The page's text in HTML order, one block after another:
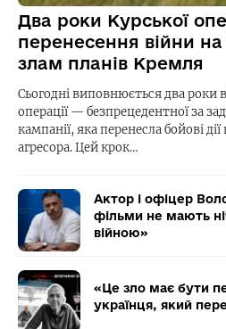
Два роки Курської
перенесення війни
злам планів Кремля
Сьогодні виповнюється два роки
операції — безпрецедентної за
кампанії, яка перенесла бойові
агресора. Цей крок…
Актор і офіцер
фільми не мають
війною»
«Це зло має бути
українця, який